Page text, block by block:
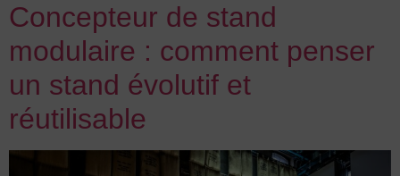
Concepteur de stand
modulaire : comment penser
un stand évolutif et
réutilisable